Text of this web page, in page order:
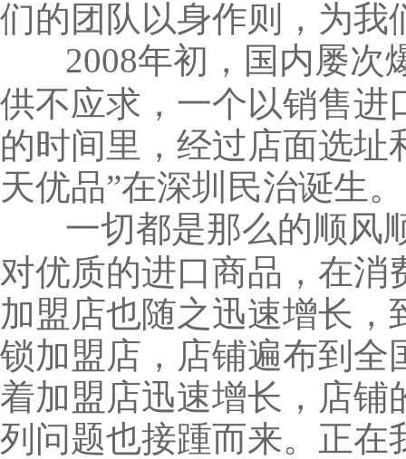
们的团队以身作则，为我
2008年初，国内屡次
供不应求，一个以销售进
的时间里，经过店面选址
天优品”在深圳民治诞生。
一切都是那么的顺风
对优质的进口商品，在
加盟店也随之迅速增长，
锁加盟店，店铺遍布到全
着加盟店迅速增长，店铺
列问题也接踵而来。正在